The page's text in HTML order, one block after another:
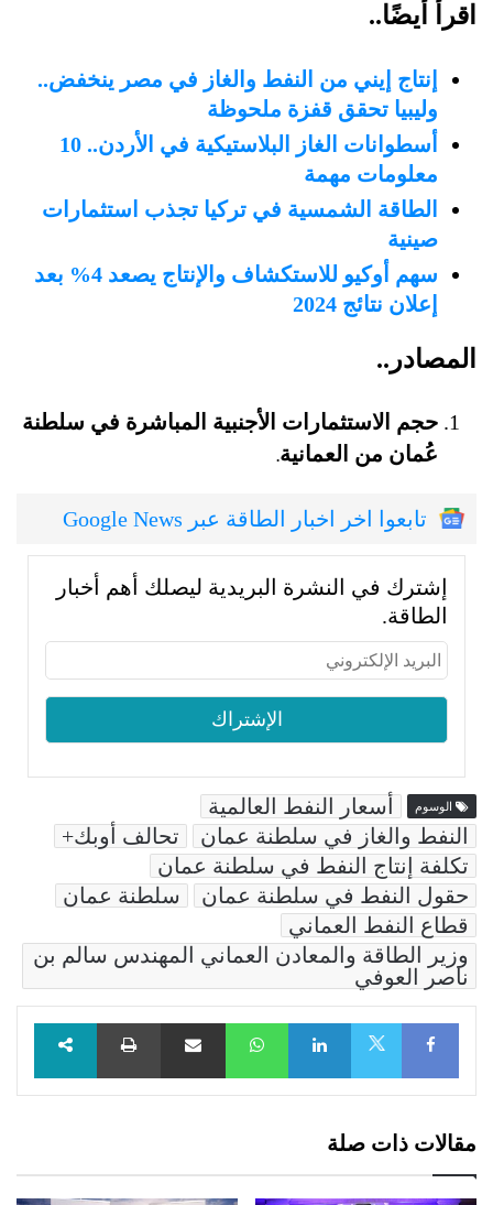
اقرأ أيضًا..
إنتاج إيني من النفط والغاز في مصر ينخفض..
وليبيا تحقق قفزة ملحوظة
أسطوانات الغاز البلاستيكية في الأردن.. 10
معلومات مهمة
الطاقة الشمسية في تركيا تجذب استثمارات
صينية
سهم أوكيو للاستكشاف والإنتاج يصعد 4% بعد
إعلان نتائج 2024
المصادر..
حجم الاستثمارات الأجنبية المباشرة في سلطنة
عُمان من العمانية.
تابعوا اخر اخبار الطاقة عبر Google News
إشترك في النشرة البريدية ليصلك أهم أخبار
الطاقة.
الوسوم
أسعار النفط العالمية
النفط والغاز في سلطنة عمان
تحالف أوبك+
تكلفة إنتاج النفط في سلطنة عمان
حقول النفط في سلطنة عمان
سلطنة عمان
قطاع النفط العماني
وزير الطاقة والمعادن العماني المهندس سالم بن
ناصر العوفي
Facebook
LinkedIn
WhatsAppمشاركة عبر البريد طباعة
مقالات ذات صلة